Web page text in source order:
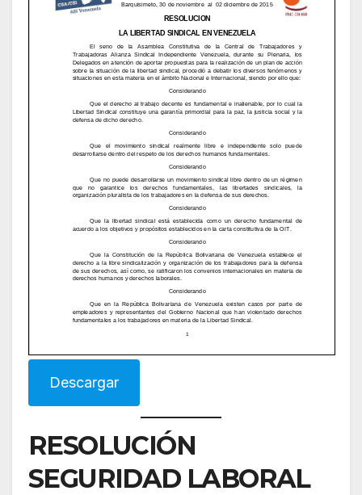
Descargar
RESOLUCIÓN
SEGURIDAD LABORAL